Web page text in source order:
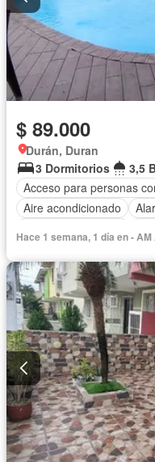
$ 89.000
Durán, Duran
3 Dormitorios
3,5
Acceso para personas
Aire acondicionado
Garita de guardianía
Seguridad
Wifi
Hace 1 semana, 1 día en -